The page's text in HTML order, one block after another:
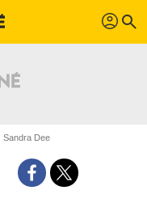
profil search
Sandra Dee